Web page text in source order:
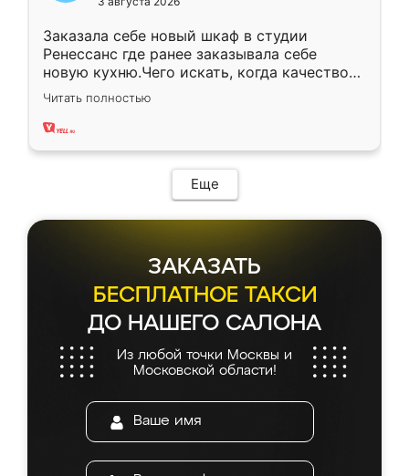
Заказала себе новый шкаф в студии
Ренессанс где ранее заказывала себе
новую кухню.Чего искать, когда качеством
вполне довольна. Служит кухня уже почти
два года, нареканий нет.
Читать полностью
Еще
ЗАКАЗАТЬ
БЕСПЛАТНОЕ ТАКСИ
ДО НАШЕГО САЛОНА
Из любой точки Москвы и
Московской области!